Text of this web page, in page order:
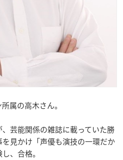
属の高木さん。
芸能関係の雑誌に載っていた勝
見かけ「声優も演技の一環だか
、合格。